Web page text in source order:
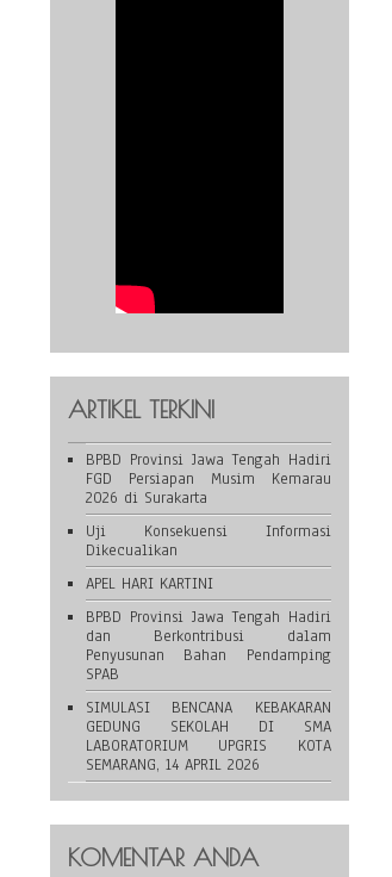
ARTIKEL TERKINI
BPBD Provinsi Jawa Tengah Hadiri
FGD Persiapan Musim Kemarau
2026 di Surakarta
Uji Konsekuensi Informasi
Dikecualikan
APEL HARI KARTINI
BPBD Provinsi Jawa Tengah Hadiri
dan Berkontribusi dalam
Penyusunan Bahan Pendamping
SPAB
SIMULASI BENCANA KEBAKARAN
GEDUNG SEKOLAH DI SMA
LABORATORIUM UPGRIS KOTA
SEMARANG, 14 APRIL 2026
KOMENTAR ANDA